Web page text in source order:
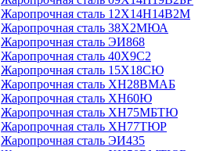
Жаропрочная сталь 12Х14Н14В2М
Жаропрочная сталь 38Х2МЮА
Жаропрочная сталь ЭИ868
Жаропрочная сталь 40Х9С2
Жаропрочная сталь 15Х18СЮ
Жаропрочная сталь ХН28ВМАБ
Жаропрочная сталь ХН60Ю
Жаропрочная сталь ХН75МБТЮ
Жаропрочная сталь ХН77ТЮР
Жаропрочная сталь ЭИ435